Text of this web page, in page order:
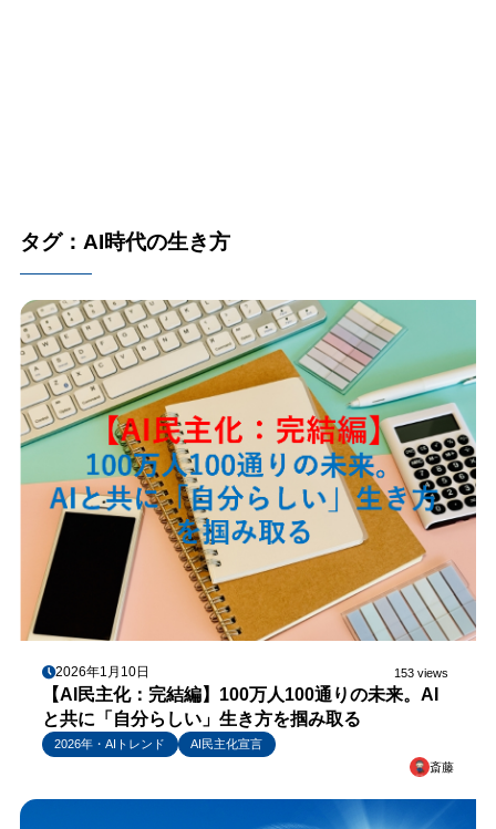
タグ：AI時代の生き方
2026年1月10日 153 views
【AI民主化：完結編】100万人100通りの未来。AI
と共に「自分らしい」生き方を掴み取る
2026年・AIトレンド
AI民主化宣言
斎藤